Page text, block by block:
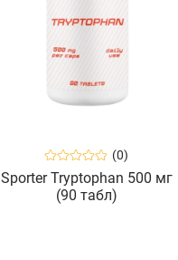
(0)
Sporter Tryptophan 500 мг
(90 табл)